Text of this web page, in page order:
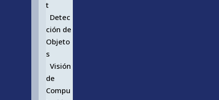
t
Detec
ción de
Objeto
s
Visión
de
Compu